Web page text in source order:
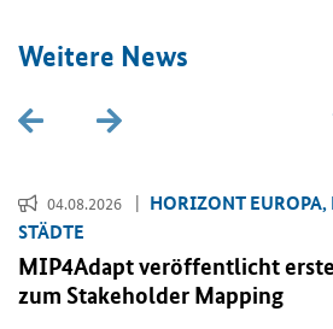
Wei­te­re News
04.08.2026
HO­RI­ZONT
STÄD­TE
MIP4Adapt ver­öf­fent­licht
zum Stakeholder Mapping